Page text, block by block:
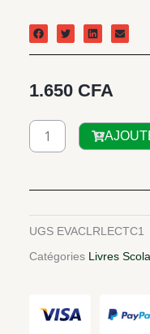
1.650 CFA
quantité
de
Doigts
Fée
l'écriture
UGS EVACLRLECTC1
Catégories Livres